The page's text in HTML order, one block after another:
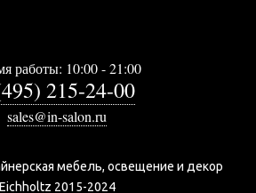
работы: 10:00 - 21:00
215-24-00
sales@in-salon.ru
мебель, освещение и декор
Eichholtz 2015-2024